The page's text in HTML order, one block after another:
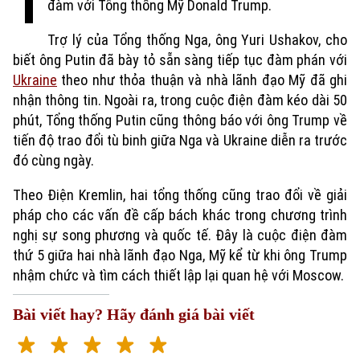
Xu hướng
đàm với Tổng thống Mỹ Donald Trump.
Trợ lý của Tổng thống Nga, ông Yuri Ushakov, cho
biết ông Putin đã bày tỏ sẵn sàng tiếp tục đàm phán với
Ukraine theo như thỏa thuận và nhà lãnh đạo Mỹ đã ghi
nhận thông tin. Ngoài ra, trong cuộc điện đàm kéo dài 50
phút, Tổng thống Putin cũng thông báo với ông Trump về
tiến độ trao đổi tù binh giữa Nga và Ukraine diễn ra trước
đó cùng ngày.
Theo Điện Kremlin, hai tổng thống cũng trao đổi về giải
pháp cho các vấn đề cấp bách khác trong chương trình
nghị sự song phương và quốc tế. Đây là cuộc điện đàm
thứ 5 giữa hai nhà lãnh đạo Nga, Mỹ kể từ khi ông Trump
nhậm chức và tìm cách thiết lập lại quan hệ với Moscow.
Bài viết hay? Hãy đánh giá bài viết